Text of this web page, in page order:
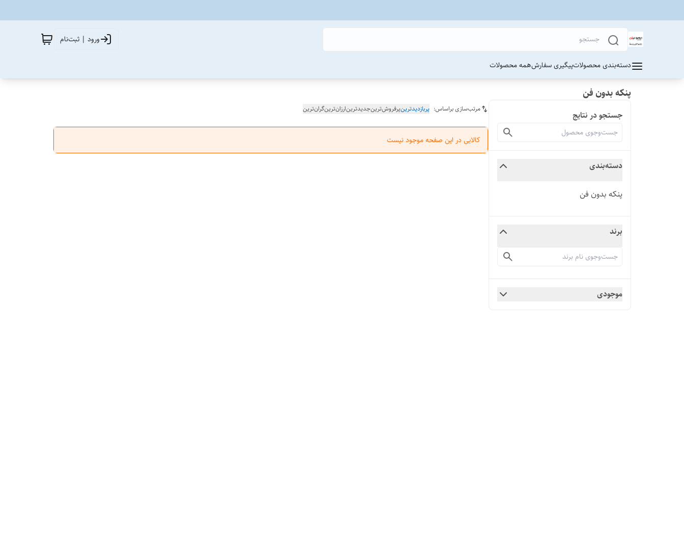
ورود | ثبت‌نام
دسته‌بندی محصولاتپیگیری سفارشهمه محصولات
پنکه بدون فن
جستجو در نتایج
دسته‌بندی
پنکه بدون فن
برند
موجودی
مرتب‌سازی براساس: پربازدیدترینپرفروش‌ترینجدیدترینارزان‌ترینگران‌ترین
کالایی در این صفحه موجود نیست